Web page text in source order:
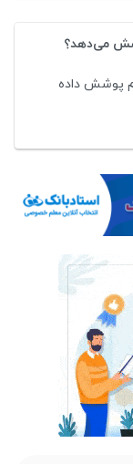
می‌دهد؟
پوشش داده